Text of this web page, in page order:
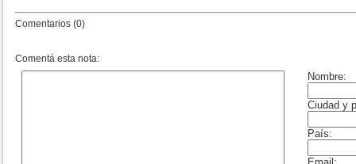
Comentarios (0)
Comentá esta nota: